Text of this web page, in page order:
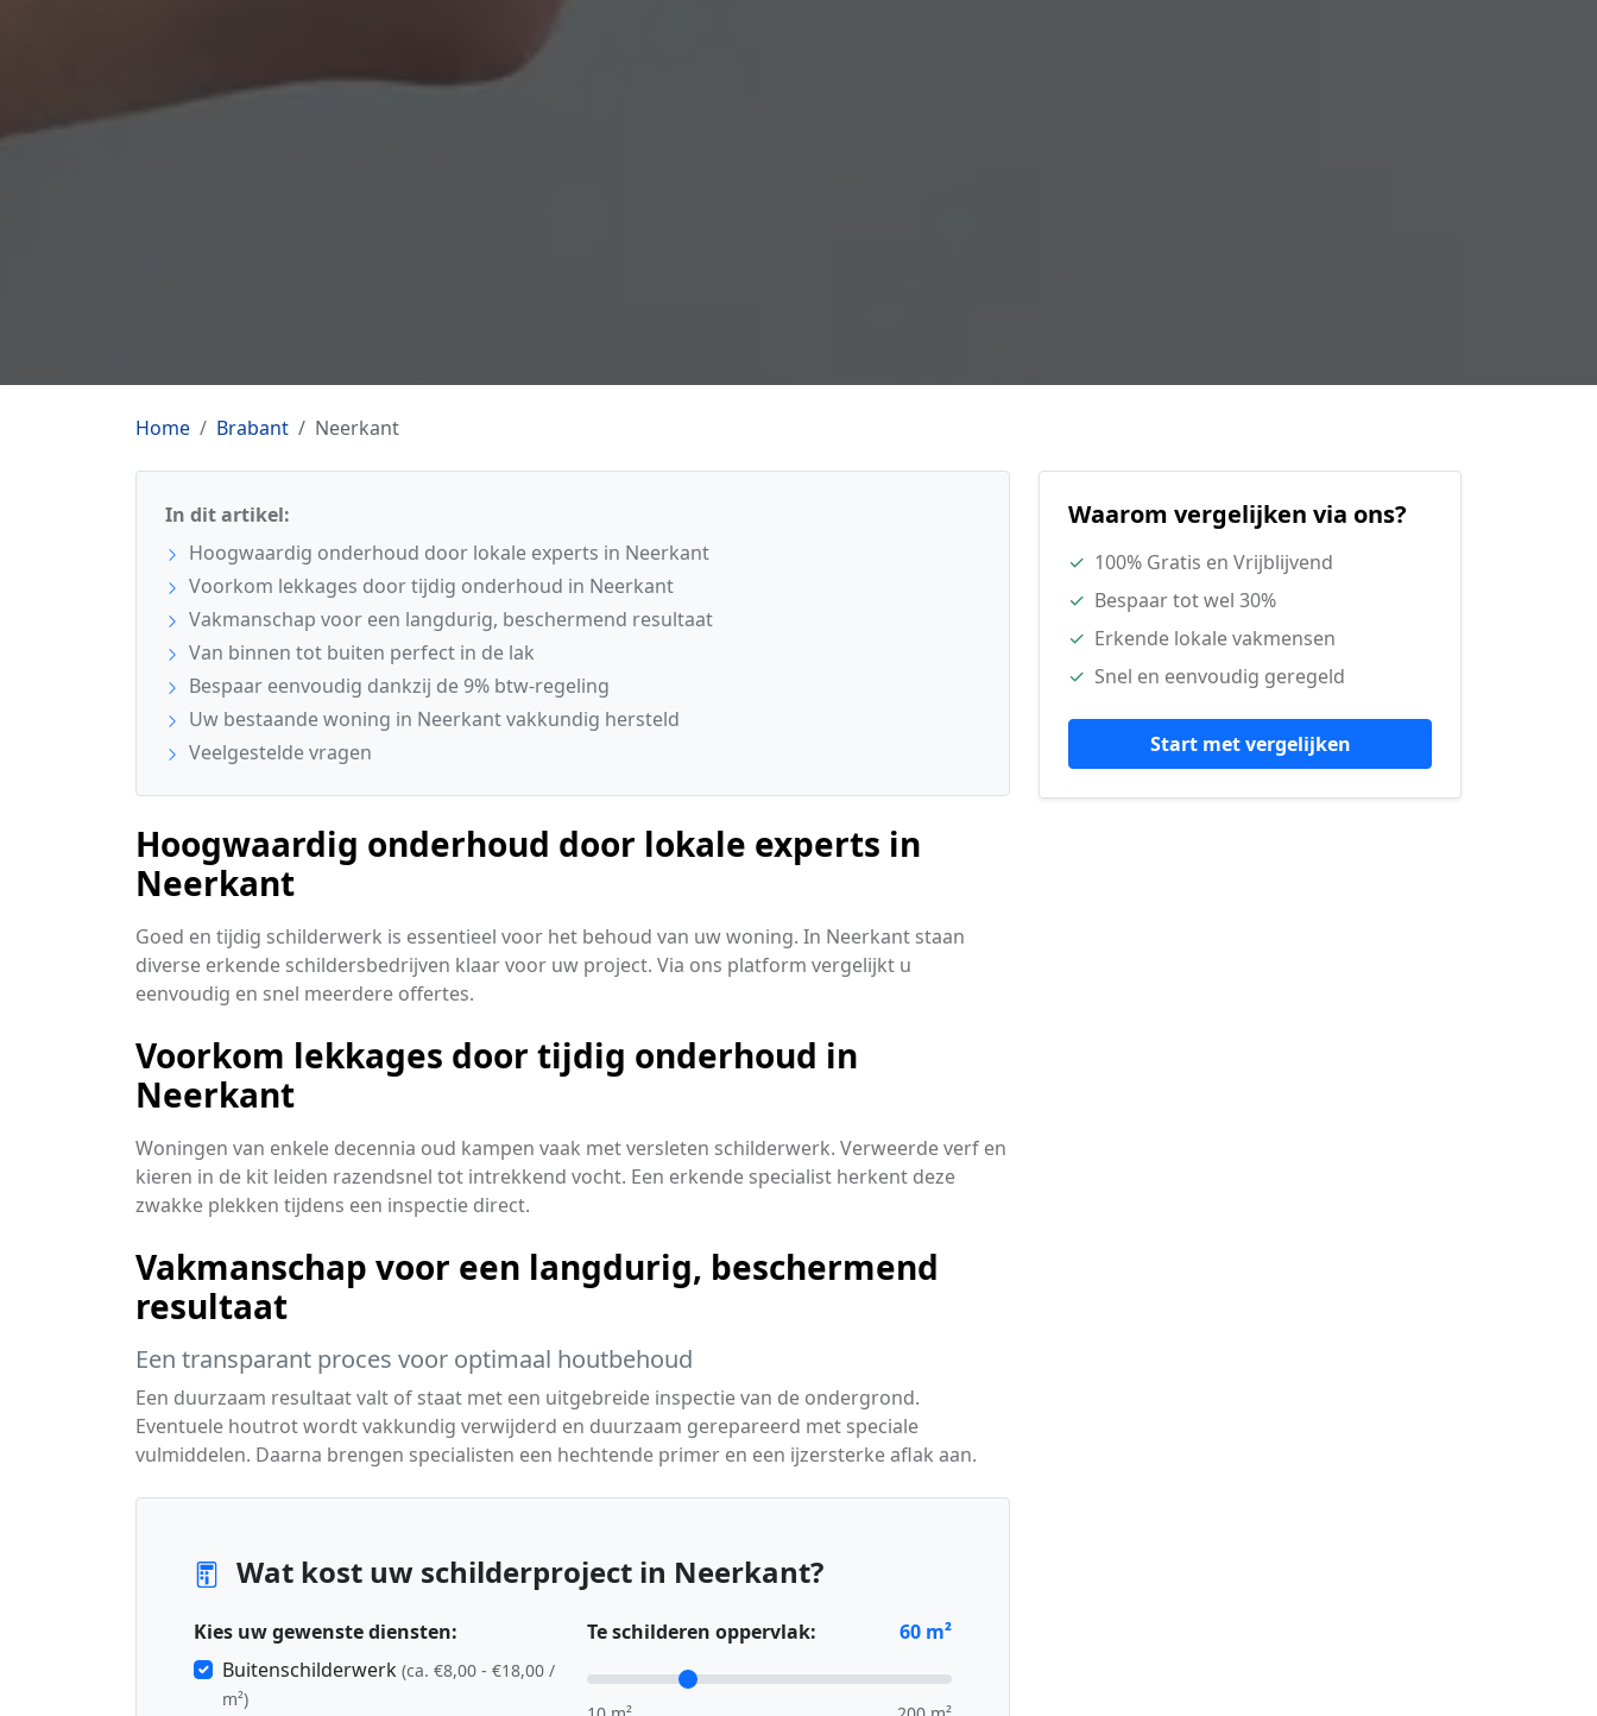
Home Brabant Neerkant
In dit artikel:
Hoogwaardig onderhoud door lokale experts in Neerkant
Voorkom lekkages door tijdig onderhoud in Neerkant
Vakmanschap voor een langdurig, beschermend resultaat
Van binnen tot buiten perfect in de lak
Bespaar eenvoudig dankzij de 9% btw-regeling
Uw bestaande woning in Neerkant vakkundig hersteld
Veelgestelde vragen
Hoogwaardig onderhoud door lokale experts in
Neerkant
Goed en tijdig schilderwerk is essentieel voor het behoud van uw woning. In Neerkant staan
diverse erkende schildersbedrijven klaar voor uw project. Via ons platform vergelijkt u
eenvoudig en snel meerdere offertes.
Voorkom lekkages door tijdig onderhoud in
Neerkant
Woningen van enkele decennia oud kampen vaak met versleten schilderwerk. Verweerde verf en
kieren in de kit leiden razendsnel tot intrekkend vocht. Een erkende specialist herkent deze
zwakke plekken tijdens een inspectie direct.
Vakmanschap voor een langdurig, beschermend
resultaat
Een transparant proces voor optimaal houtbehoud
Een duurzaam resultaat valt of staat met een uitgebreide inspectie van de ondergrond.
Eventuele houtrot wordt vakkundig verwijderd en duurzaam gerepareerd met speciale
vulmiddelen. Daarna brengen specialisten een hechtende primer en een ijzersterke aflak aan.
Wat kost uw schilderproject in Neerkant?
Kies uw gewenste diensten:
Buitenschilderwerk (ca. €8,00 - €18,00 /
m²)
Te schilderen oppervlak: 60 m²
Waarom vergelijken via ons?
✓ 100% Gratis en Vrijblijvend
✓ Bespaar tot wel 30%
✓ Erkende lokale vakmensen
✓ Snel en eenvoudig geregeld
Start met vergelijken